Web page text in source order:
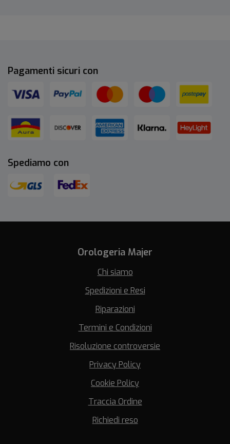
Pagamenti sicuri con
Spediamo con
Orologeria Majer
Chi siamo
Spedizioni e Resi
Riparazioni
Termini e Condizioni
Risoluzione controversie
Privacy Policy
Cookie Policy
Traccia Ordine
Richiedi reso